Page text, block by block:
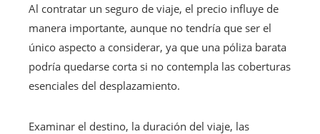
Al contratar un seguro de viaje, el precio influye de
manera importante, aunque no tendría que ser el
único aspecto a considerar, ya que una póliza barata
podría quedarse corta si no contempla las coberturas
esenciales del desplazamiento.
Examinar el destino, la duración del viaje, las